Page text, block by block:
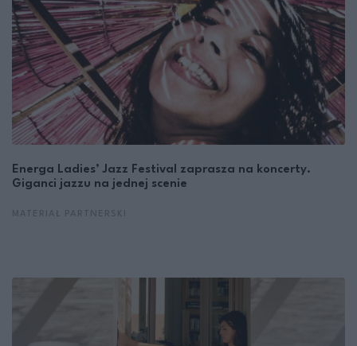
Energa Ladies’ Jazz Festival zaprasza na koncerty.
Giganci jazzu na jednej scenie